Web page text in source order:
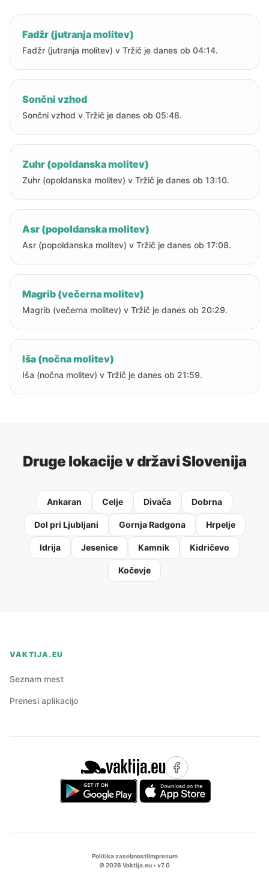
Fadžr (jutranja molitev)
Fadžr (jutranja molitev) v Tržič je danes ob 04:14.
Sončni vzhod
Sončni vzhod v Tržič je danes ob 05:48.
Zuhr (opoldanska molitev)
Zuhr (opoldanska molitev) v Tržič je danes ob 13:10.
Asr (popoldanska molitev)
Asr (popoldanska molitev) v Tržič je danes ob 17:08.
Magrib (večerna molitev)
Magrib (večerna molitev) v Tržič je danes ob 20:29.
Iša (nočna molitev)
Iša (nočna molitev) v Tržič je danes ob 21:59.
Druge lokacije v državi Slovenija
Ankaran Celje Divača Dobrna
Dol pri Ljubljani Gornja Radgona Hrpelje
Idrija Jesenice Kamnik Kidričevo
Kočevje
VAKTIJA.EU
Seznam mest
Prenesi aplikacijo
Politika zasebnostiImpresum
©2026 Vaktija.eu • v7.0